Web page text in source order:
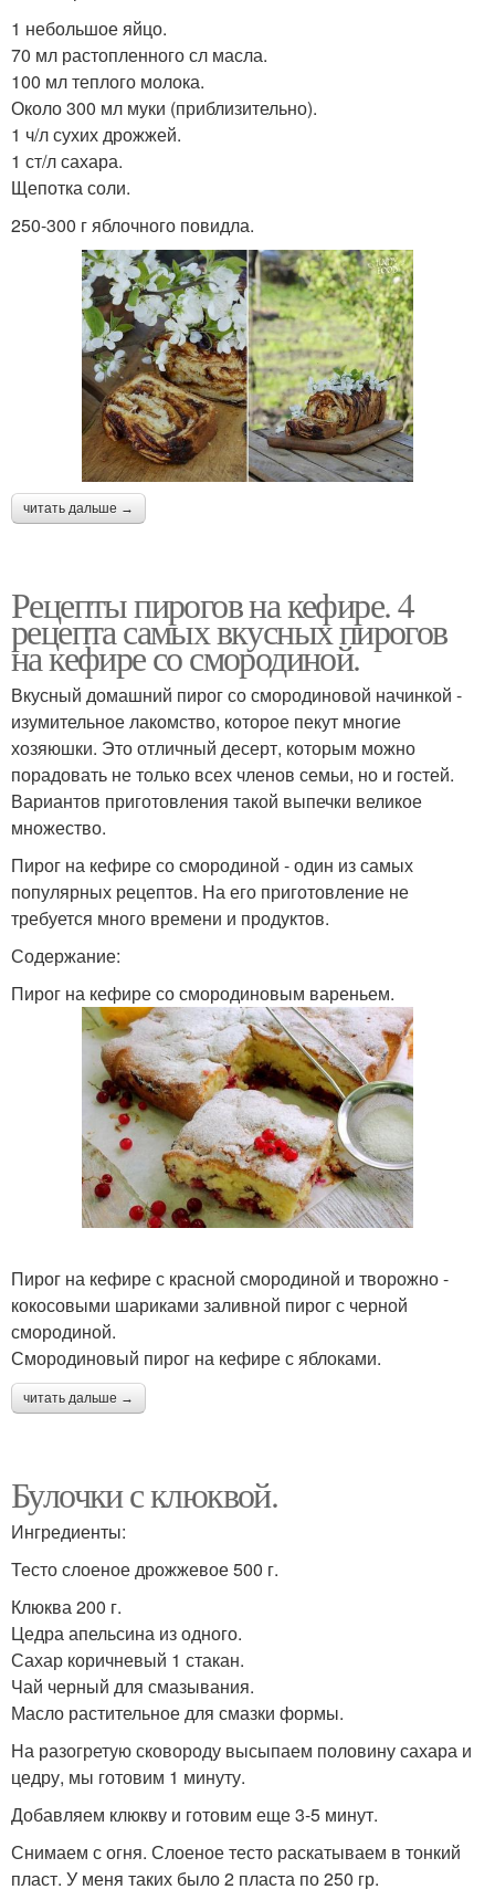
1 небольшое яйцо.
70 мл растопленного сл масла.
100 мл теплого молока.
Около 300 мл муки (приблизительно).
1 ч/л сухих дрожжей.
1 ст/л сахара.
Щепотка соли.
250-300 г яблочного повидла.
читать дальше →
Рецепты пирогов на кефире. 4
рецепта самых вкусных пирогов
на кефире со смородиной.
Вкусный домашний пирог со смородиновой начинкой -
изумительное лакомство, которое пекут многие
хозяюшки. Это отличный десерт, которым можно
порадовать не только всех членов семьи, но и гостей.
Вариантов приготовления такой выпечки великое
множество.
Пирог на кефире со смородиной - один из самых
популярных рецептов. На его приготовление не
требуется много времени и продуктов.
Содержание:
Пирог на кефире со смородиновым вареньем.
Пирог на кефире с красной смородиной и творожно -
кокосовыми шариками заливной пирог с черной
смородиной.
Смородиновый пирог на кефире с яблоками.
читать дальше →
Булочки с клюквой.
Ингредиенты:
Тесто слоеное дрожжевое 500 г.
Клюква 200 г.
Цедра апельсина из одного.
Сахар коричневый 1 стакан.
Чай черный для смазывания.
Масло растительное для смазки формы.
На разогретую сковороду высыпаем половину сахара и
цедру, мы готовим 1 минуту.
Добавляем клюкву и готовим еще 3-5 минут.
Снимаем с огня. Слоеное тесто раскатываем в тонкий
пласт. У меня таких было 2 пласта по 250 гр.